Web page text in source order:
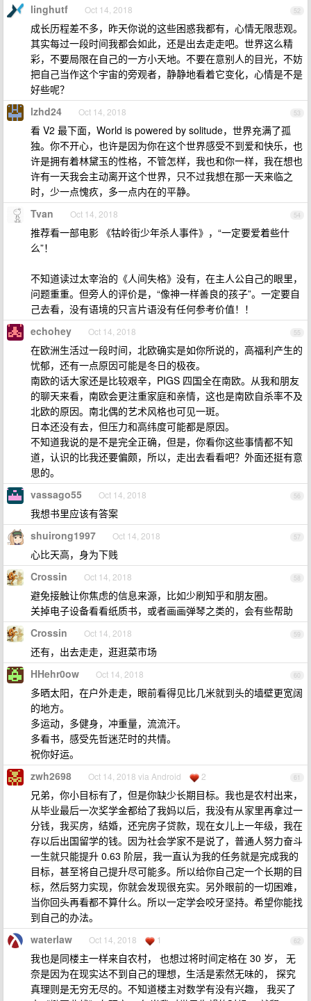
52
linghutf Oct 14, 2018
成长历程差不多，昨天你说的这些困惑我都有，心情无限悲观。
其实每过一段时间我都会如此，还是出去走走吧。世界这么精
彩，不要局限在自己的一方小天地。不要在意别人的目光，不妨
把自己当作这个宇宙的旁观者，静静地看着它变化，心情是不是
好些呢？
53
lzhd24 Oct 14, 2018
看 V2 最下面，World is powered by solitude，世界充满了孤
独。你不开心，也许是因为你在这个世界感受不到爱和快乐，也
许是拥有着林黛玉的性格，不管怎样，我也和你一样，我在想也
许有一天我会主动离开这个世界，只不过我想在那一天来临之
时，少一点愧疚，多一点内在的平静。
54
Tvan Oct 14, 2018
推荐看一部电影 《牯岭街少年杀人事件》，“一定要爱着些什
么”！
不知道读过太宰治的《人间失格》没有，在主人公自己的眼里，
问题重重。但旁人的评价是，“像神一样善良的孩子”。一定要自
己去看，没有语境的只言片语没有任何参考价值！！
55
echohey Oct 14, 2018
在欧洲生活过一段时间，北欧确实是如你所说的，高福利产生的
忧郁，还有一点原因可能是冬日的极夜。
南欧的话大家还是比较艰辛，PIGS 四国全在南欧。从我和朋友
的聊天来看，南欧会更注重家庭和亲情，这也是南欧自杀率不及
北欧的原因。南北偶的艺术风格也可见一斑。
日本还没有去，但压力和高纬度可能都是原因。
不知道我说的是不是完全正确，但是，你看你这些事情都不知
道，认识的比我还要偏颇，所以，走出去看看吧？外面还挺有意
思的。
56
vassago55 Oct 14, 2018
我想书里应该有答案
57
shuirong1997 Oct 14, 2018
心比天高，身为下贱
58
Crossin Oct 14, 2018
避免接触让你焦虑的信息来源，比如少刷知乎和朋友圈。
关掉电子设备看看纸质书，或者画画弹琴之类的，会有些帮助
59
Crossin Oct 14, 2018
还有，出去走走，逛逛菜市场
60
HHehr0ow Oct 14, 2018
多晒太阳，在户外走走，眼前看得见比几米就到头的墙壁更宽阔
的地方。
多运动，多健身，冲重量，流流汗。
多看书，感受先哲迷茫时的共情。
祝你好运。
61
zwh2698 Oct 14, 2018 via Android 2
兄弟，你小目标有了，但是你缺少长期目标。我也是农村出来，
从毕业最后一次奖学金都给了我妈以后，我没有从家里再拿过一
分钱，我买房，结婚，还完房子贷款，现在女儿上一年级，我在
存以后出国留学的钱。因为社会学家不是说了，普通人努力奋斗
一生就只能提升 0.63 阶层，我一直认为我的任务就是完成我的
目标，甚至将自己提升尽可能多。所以给你自己定一个长期的目
标，然后努力实现，你就会发现很充实。另外眼前的一切困难，
当你回头再看都不算什么。所以一定学会咬牙坚持。希望你能找
到自己的办法。
62
waterlaw Oct 14, 2018 1
我也是同楼主一样来自农村， 也想过将时间定格在 30 岁， 无
奈是因为在现实达不到自己的理想，生活是索然无味的， 探究
真理则是无穷无尽的。不知道楼主对数学有没有兴趣， 我买了